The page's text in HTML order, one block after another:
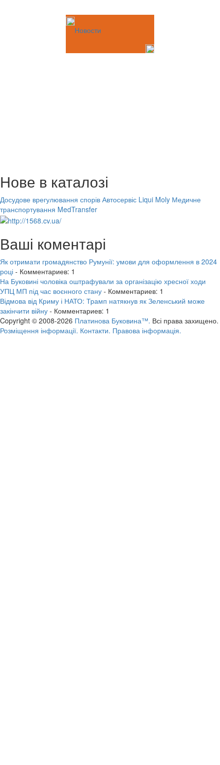
Новости
Нове в каталозі
Досудове врегулювання спорів Автосервіс Liqui Moly Медичне
транспортування MedTransfer
Ваші коментарі
Як отримати громадянство Румунії: умови для оформлення в 2024
році - Комментариев: 1
На Буковині чоловіка оштрафували за організацію хресної ходи
УПЦ МП під час воєнного стану - Комментариев: 1
Відмова від Криму і НАТО: Трамп натякнув як Зеленський може
закінчити війну - Комментариев: 1
Copyright © 2008-2026 Платинова Буковина™. Всі права захищено.
Розміщення інформації. Контакти. Правова інформація.